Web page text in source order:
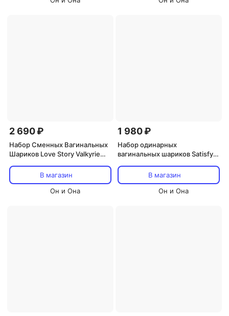
2 690 ₽
Набор Сменных Вагинальных
Шариков Love Story Valkyrie
В магазин
Он и Она
1 980 ₽
Набор одинарных
вагинальных шариков Satisfyer
силикон, голубой
В магазин
Он и Она